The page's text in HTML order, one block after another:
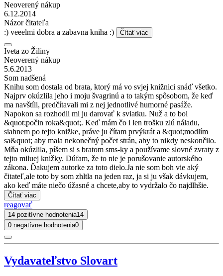
Neoverený nákup
6.12.2014
Názor čitateľa
:) veeelmi dobra a zabavna kniha :)
Čítať viac
Iveta zo Žiliny
Neoverený nákup
5.6.2013
Som nadšená
Knihu som dostala od brata, ktorý má vo svjej knižnici snáď všetko.
Najprv okúzlila jeho i moju švagrinú a to takým spôsobom, že keď
ma navštíli, predčítavali mi z nej jednotlivé humorné pasáže.
Napokon sa rozhodli mi ju darovať k sviatku. Nuž a to bol
&quot;počin roka&quot;. Keď mám čo i len trošku zlú náladu,
siahnem po tejto knižke, práve ju čítam prvýkrát a &quot;modlím
sa&quot; aby mala nekonečný počet strán, aby to nikdy neskončilo.
Mňa okúzlila, píšem si s bratom sms-ky a používame slovné zvraty z
tejto miluej knižky. Dúfam, že to nie je porušovanie autorského
zákona. Ďakujem autorke za toto dielo.Ja nie som boh vie aký
čitateľ,ale toto by som zhltla na jeden raz, ja si ju však dávkujem,
ako keď máte niečo úžasné a chcete,aby to vydržalo čo najdlhšie.
Čítať viac
reagovať
14 pozitívne hodnotenia14
0 negatívne hodnotenia0
Vydavateľstvo Slovart